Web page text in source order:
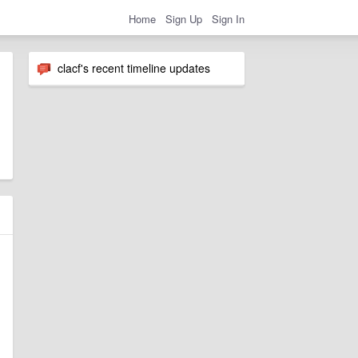
Home Sign Up Sign In
clacf's recent timeline updates